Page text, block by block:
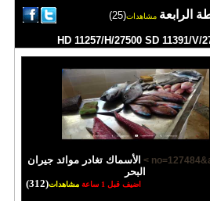
الرابعة مشاهدات(25)
الأسماك تغادر موائد جيران
البحر
اضيف قبل 1 ساعة مشاهدات(312)